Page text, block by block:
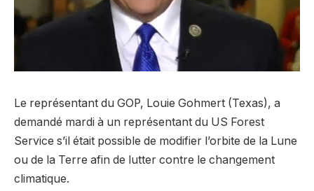
Le représentant du GOP, Louie Gohmert (Texas), a
demandé mardi à un représentant du US Forest
Service s’il était possible de modifier l’orbite de la Lune
ou de la Terre afin de lutter contre le changement
climatique.